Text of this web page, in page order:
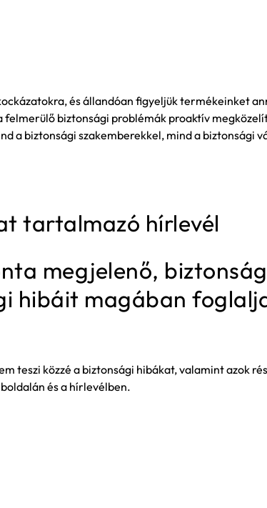
és állandóan figyeljük termékeinket
biztonsági problémák proaktív
a biztonsági szakemberekkel, mind a biztonsági
tartalmazó hírlevél
megjelenő,
hibáit magában
teszi közzé a biztonsági hibákat, valamint
és a hírlevélben.